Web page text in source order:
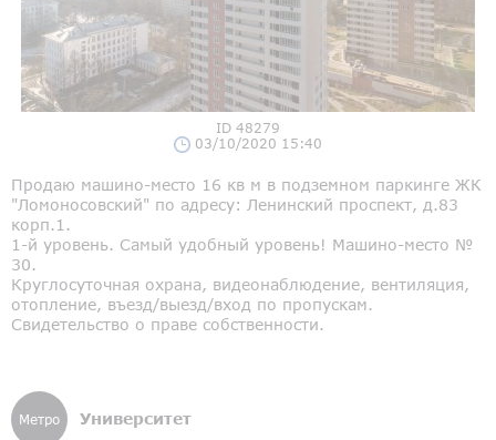
ID 48279
03/10/2020 15:40
Продаю машино-место 16 кв м в подземном паркинге ЖК
"Ломоносовский" по адресу: Ленинский проспект, д.83
корп.1.
1-й уровень. Самый удобный уровень! Машино-место №
30.
Круглосуточная охрана, видеонаблюдение, вентиляция,
отопление, въезд/выезд/вход по пропускам.
Свидетельство о праве собственности.
Метро Университет